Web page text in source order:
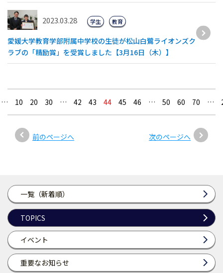
一覧（新着順）
TOPICS
イベント
重要なお知らせ
2023.03.28
愛媛大学教育学部附属中学校の生徒が松山白鷺ライオンズク
ラブの「精励賞」を受賞しました【3月16日（木）】
学生 教育
前のページへ
… 10 20 30 … 42 43 44 45 46 … 50 60 70 …
次のページへ